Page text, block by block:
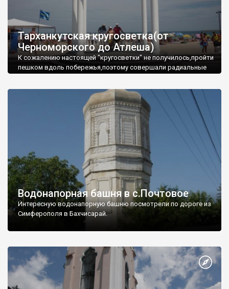
Тарханкутская кругосветка(от
Черноморского до Атлеша)
К сожалению настоящей "кругосветки" не получилось,пройти
пешком вдоль побережья,поэтому совершали радиальные
Водонапорная башня в с.Почтовое
Интересную водонапорную башню посмотрели по дороге из
Симферополя в Бахчисарай.